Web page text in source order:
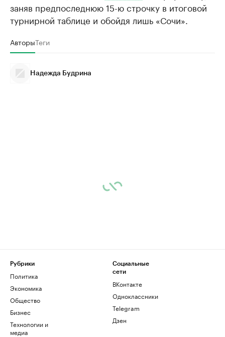
заняв предпоследнюю 15-ю строчку в итоговой
турнирной таблице и обойдя лишь «Сочи».
АвторыТеги
Надежда Будрина
Рубрики
Политика
Экономика
Общество
Бизнес
Технологии и
медиа
Социальные
сети
ВКонтакте
Одноклассники
Telegram
Дзен